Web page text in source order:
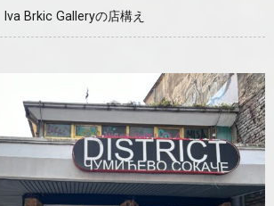
Iva Brkic Galleryの店構え